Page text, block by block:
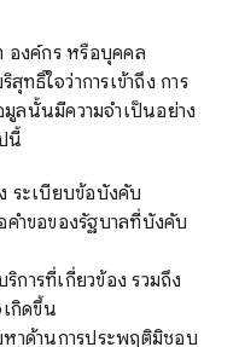
องค์กร หรือบุคคล
ทธิ์ใจว่าการเข้าถึง การ
มูลนั้นมีความจำเป็นอย่าง
นี้
ระเบียบข้อบังคับ
ำขอของรัฐบาลที่บังคับ
การที่เกี่ยวข้อง รวมถึง
กิดขึ้น
าด้านการประพฤติมิชอบ